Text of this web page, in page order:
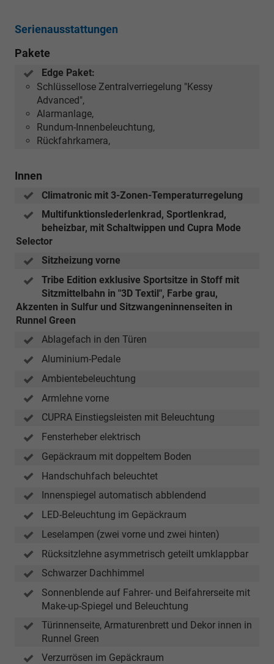
Serienausstattungen
Pakete
Edge Paket:
Schlüssellose Zentralverriegelung "Kessy
Advanced",
Alarmanlage,
Rundum-Innenbeleuchtung,
Rückfahrkamera,
Innen
Climatronic mit 3-Zonen-Temperaturregelung
Multifunktionslederlenkrad, Sportlenkrad,
beheizbar, mit Schaltwippen und Cupra Mode
Selector
Sitzheizung vorne
Tribe Edition exklusive Sportsitze in Stoff mit
Sitzmittelbahn in "3D Textil", Farbe grau,
Akzenten in Sulfur und Sitzwangeninnenseiten in
Runnel Green
Ablagefach in den Türen
Aluminium-Pedale
Ambientebeleuchtung
Armlehne vorne
CUPRA Einstiegsleisten mit Beleuchtung
Fensterheber elektrisch
Gepäckraum mit doppeltem Boden
Handschuhfach beleuchtet
Innenspiegel automatisch abblendend
LED-Beleuchtung im Gepäckraum
Leselampen (zwei vorne und zwei hinten)
Rücksitzlehne asymmetrisch geteilt umklappbar
Schwarzer Dachhimmel
Sonnenblende auf Fahrer- und Beifahrerseite mit
Make-up-Spiegel und Beleuchtung
Türinnenseite, Armaturenbrett und Dekor innen in
Runnel Green
Verzurrösen im Gepäckraum